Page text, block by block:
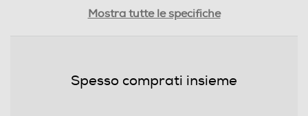
Mostra tutte le specifiche
Spesso comprati insieme